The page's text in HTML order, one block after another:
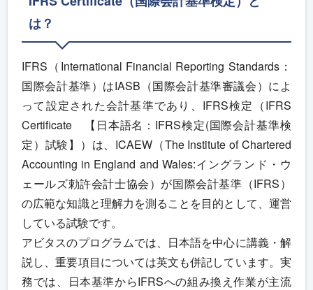
は？
IFRS（International Financial Reporting Standards：
国際会計基準）はIASB（国際会計基準審議会）によ
って設定された会計基準であり、IFRS検定（IFRS
Certificate 【日本語名：IFRS検定(国際会計基準検
定）試験】）は、ICAEW（The Institute of Chartered
Accounting in England and Wales:イングランド・ウ
ェールズ勅許会計士協会）が国際会計基準（IFRS）
の広範な知識と理解力を測ることを目的として、運営
している試験です。
アビタスのプログラムでは、日本語を中心に講義・解
説し、重要項目については英文も併記しています。実
務では、日本基準からIFRSへの組み換え作業が主流